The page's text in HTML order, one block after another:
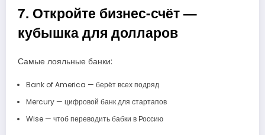
7. Откройте бизнес-счёт —
кубышка для долларов
Самые лояльные банки:
Bank of America — берёт всех подряд
Mercury — цифровой банк для стартапов
Wise — чтоб переводить бабки в Россию